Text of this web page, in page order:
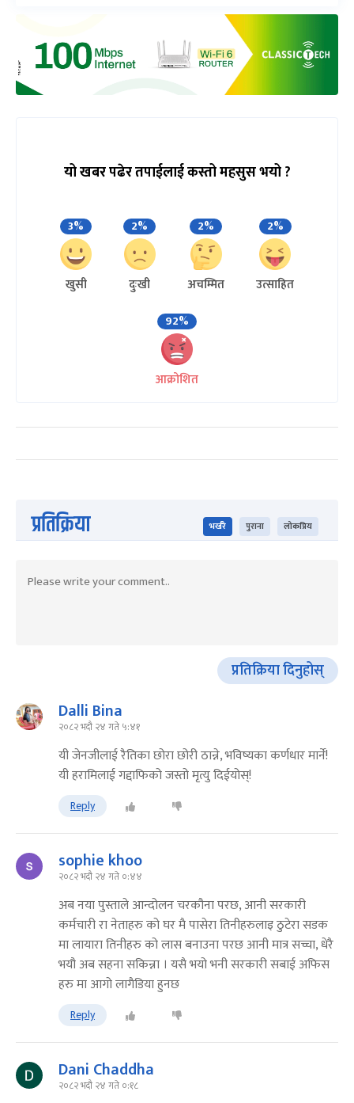
यो खबर पढेर तपाईलाई कस्तो महसुस भयो ?
3%
खुसी
2%
दुःखी
2%
अचम्मित
2%
उत्साहित
92%
आक्रोशित
प्रतिक्रिया भर्खरै पुराना लोकप्रिय
प्रतिक्रिया दिनुहोस्
Dalli Bina
२०८२ भदौ २४ गते ५:४१
यी जेनजीलाई रैतिका छोरा छोरी ठान्ने, भविष्यका कर्णधार मार्ने!
यी हरामिलाई गद्दाफिको जस्तो मृत्यु दिईयोस्!
Reply
sophie khoo
२०८२ भदौ २४ गते ०:४४
अब नया पुस्ताले आन्दोलन चरकौना परछ, आनी सरकारी
कर्मचारी रा नेताहरु को घर मै पासेरा तिनीहरुलाइ ठुटेरा सडक
मा लायारा तिनीहरु को लास बनाउना परछ आनी मात्र सच्चा, धेरै
भयौ अब सहना सकिन्ना । यसै भयो भनी सरकारी सबाई अफिस
हरु मा आगो लागैडिया हुनछ
Reply
Dani Chaddha
२०८२ भदौ २४ गते ०:१८